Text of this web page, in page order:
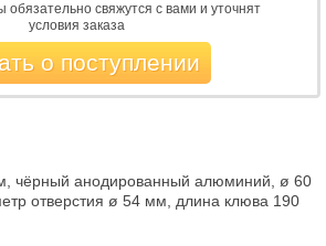
свяжутся с вами и уточнят
условия заказа
о поступлении
чёрный анодированный алюминий, ø 60
отверстия ø 54 мм, длина клюва 190